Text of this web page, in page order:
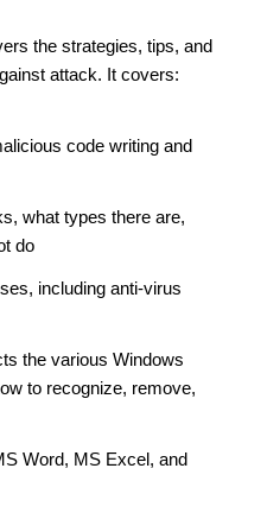
the strategies, tips, and
attack. It covers:
code writing and
what types there are,
do
including anti-virus
the various Windows
to recognize, remove,
Word, MS Excel, and